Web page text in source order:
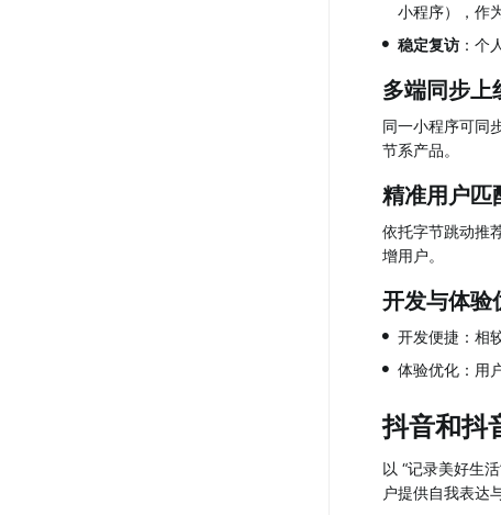
小程序），作
• 稳定复访 ：个
多端同步上
同一小程序可同
节系产品。
精准用户匹
依托字节跳动推
增用户。
开发与体验
• 开发便捷：相
• 体验优化：用
抖音和抖
以 “记录美好生
户提供自我表达